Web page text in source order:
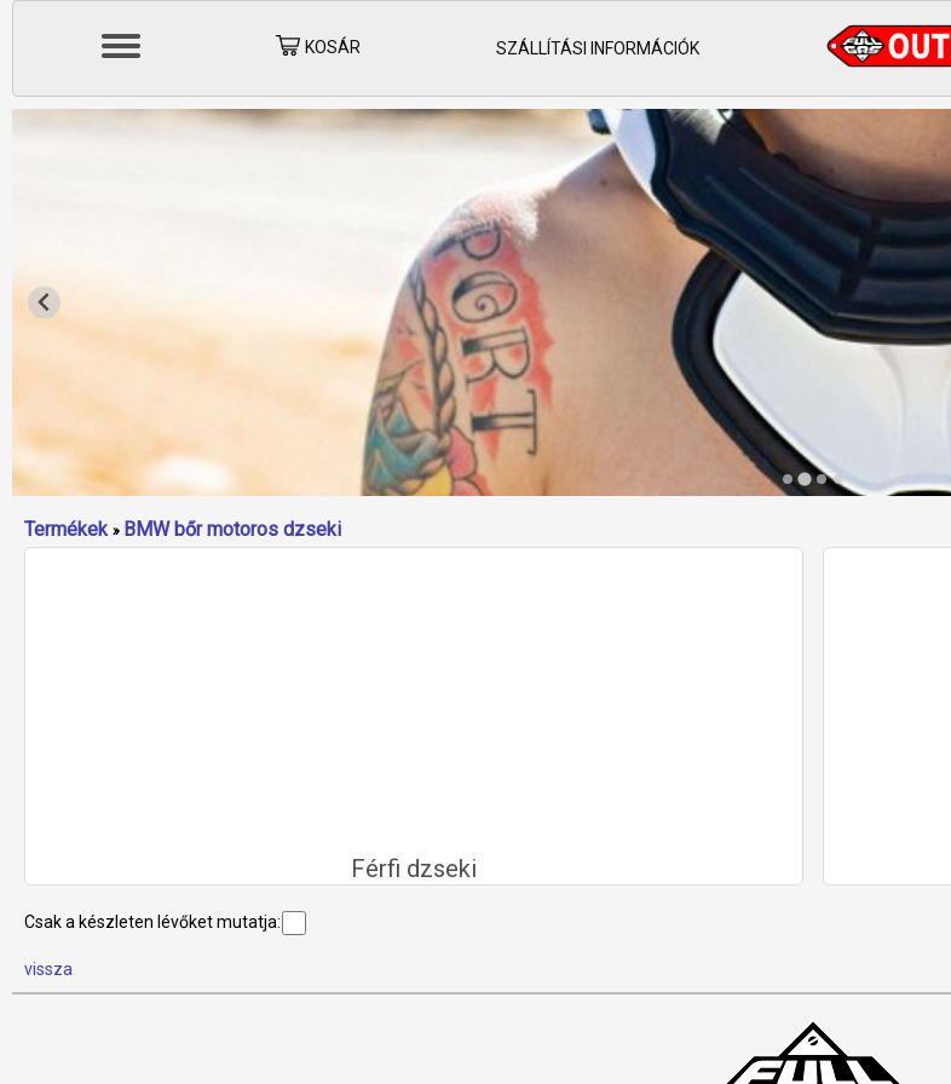
KOSÁR SZÁLLÍTÁSI INFORMÁCIÓK
Termékek » BMW bőr motoros dzseki
Férfi dzseki
Csak a készleten lévőket mutatja:
vissza